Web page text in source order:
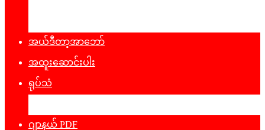
အယ်ဒီတာ့အာဘော်
အထူးဆောင်းပါး
ရုပ်သံ
ဂျာနယ် PDF